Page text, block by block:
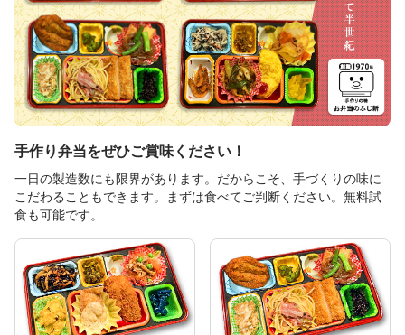
手作り弁当をぜひご賞味ください！
一日の製造数にも限界があります。だからこそ、手づくりの味に
こだわることもできます。まずは食べてご判断ください。無料試
食も可能です。